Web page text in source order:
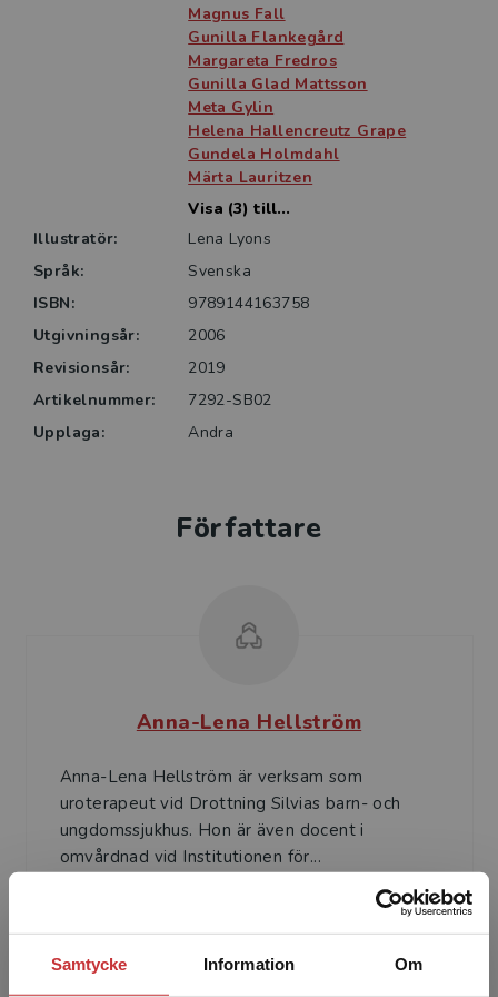
Samtycke Information Om
Uro-tarmterapi är författad av femton framstående
experter och kliniker som bidragit med sin gedigna
kunskap och kliniska erfarenhet inom området. Boken
riktar sig till utbildningar inom uro-tarmterapi men kan
användas på alla universitets- och
högskoleutbildningar där problem som berör
också användas som en handbok inom hälso- och
sjukvårdsområdet.
Magnus Fall
Gunilla Flankegård
Margareta Fredros
Gunilla Glad Mattsson
Meta Gylin
Helena Hallencreutz Grape
Gundela Holmdahl
Märta Lauritzen
Visa (3) till...
Illustratör:
Lena Lyons
Språk:
Svenska
ISBN:
9789144163758
Utgivningsår:
2006
Revisionsår:
2019
Artikelnummer:
7292-SB02
Upplaga:
Andra
Författare
Anna-Lena Hellström
Anna-Lena Hellström är verksam som
uroterapeut vid Drottning Silvias barn- och
ungdomssjukhus. Hon är även docent i
omvårdnad vid Institutionen för...